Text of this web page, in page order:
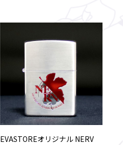
EVASTOREオリジナル NERV